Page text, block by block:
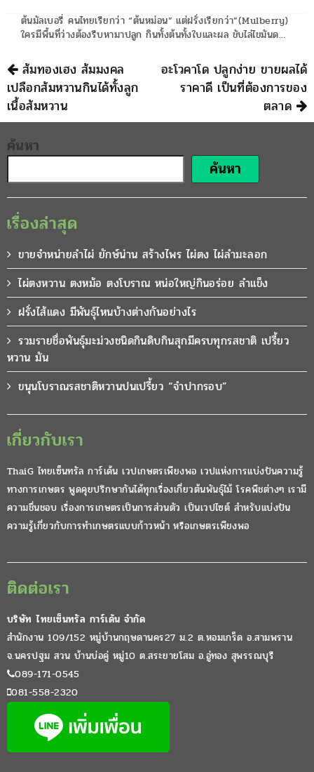
ต้นมัลเบอรี่ คนไทยเรียกว่า “ต้นหม่อน” แต่ฝรั่งเรียกว่า”(Mulberry)
ใครมีพื้นที่ว่างต้องรีบหามาปลูก กินทั้งต้นทั้งใบและผล ขับไล่ไขมันด…
นำทาง
ส้มทองเฮง ส้มมงคล
เปลือกส้มหวานกินได้ทั้งลูก
เนื้อส้มหวาน
อะโวคาโด ปลูกง่าย ขายผลได้
ราคาดี เป็นที่ต้องการของ
ตลาด
ค้นหา
ค้นหา
เรื่องล่าสุด
ขายจำหน่ายลำไผ่ ยักษ์น่าน สร้างไพร ไผ่ตง ไผ่ลำมะลอก
ไผ่ตงหวาน ตงหม้อ ตงโบราณ หน่อใหญ่กินอร่อย ลำแข็ง
ฝรั่งไส้แดง มีพันธุ์ไหนบ้างต่างกันอย่างไร
รวมรายชื่อพันธุ์มะม่วงชนิดกินดิบกินสุกมีครบทุกรสชาติ เปรี้ยว
หวาน มัน
ขนุนโบราณรสชาติหวานปนเปรี้ยว “จำปากรอบ”
เกี่ยวกับเรา
ThaiG ไทยเซ็นทรัล การ์เด้น เวปเกษตรเพียงพอ เวปแห่งการแบ่งปันความรู้
ทางการเกษตร พูดคุยปรึกษากันได้ทุกเรื่องเกี่ยวต้นพันธุ์ไม้ โรคพืชต่างๆ เรามี
ความชื่นชอบ เรื่องการเกษตรเป็นการส่วนตัว เป็นเวปไซต์ สำหรับแบ่งปัน
ความรู้เกี่ยวกับการทำเกษตรแบบก้าวหน้า หรือเกษตรเพียงพอ
ติดต่อเรา
บริษัท ไทยเซ็นทรัล การ์เด้น จำกัด
สำนักงาน 109/152 หมู่บ้านกฤษดานคร27 ม.2 ต.หอมเกร็ด อ.สามพราน
จ.นครปฐม สวน บ้านบ่อคู่ หมู่10 ต.สระยายโสม อ.อู่ทอง สุพรรณบุรี
089-171-0545
081-558-2320